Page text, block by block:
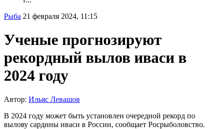
Рыба 21 февраля 2024, 11:15
Ученые прогнозируют
рекордный вылов иваси в
2024 году
Автор: Ильяс Левашов
В 2024 году может быть установлен очередной рекорд по
вылову сардины иваси в России, сообщает Росрыболовство.